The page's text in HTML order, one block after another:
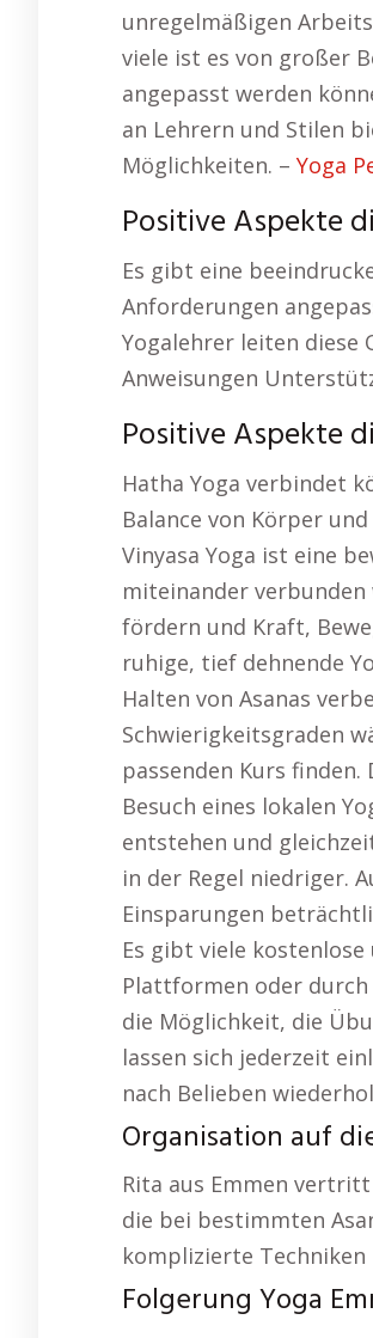
unregelmäßigen
viele ist es von großer
angepasst werden
an Lehrern und Stilen
Möglichkeiten. – Yoga
Positive Aspekte
Es gibt eine
Anforderungen
Yogalehrer leiten diese
Anweisungen
Positive Aspekte
Hatha Yoga verbindet
Balance von Körper
Vinyasa Yoga ist eine
miteinander verbunden
fördern und Kraft,
ruhige, tief dehnende
Halten von Asanas
Schwierigkeitsgraden
passenden Kurs
Besuch eines lokalen
entstehen und
in der Regel niedriger.
Einsparungen
Es gibt viele
Plattformen oder
die Möglichkeit, die
lassen sich jederzeit
nach Belieben
Organisation auf
Rita aus Emmen
die bei bestimmten
komplizierte
Folgerung Yoga